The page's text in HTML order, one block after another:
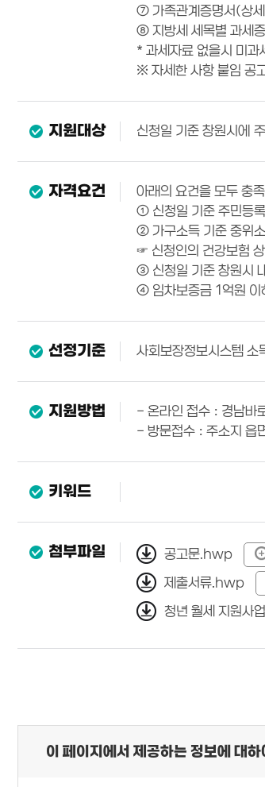
⑦ 가족관계증명서(상
⑧ 지방세 세목별 과세
* 과세자료 없을시 미과
※ 자세한 사항 붙임 공
지원대상 신청일 기준 창원시에
자격요건
아래의 요건을 모두 충
① 신청일 기준 주민등
② 가구소득 기준 중위
☞ 신청인의 건강보험
③ 신청일 기준 창원시
④ 임차보증금 1억원 이
선정기준 사회보장정보시스템 소
지원방법
- 온라인 접수 : 경남바
- 방문접수 : 주소지 읍
키워드
첨부파일 공고문.hwp
제출서류.hwp
청년 월세 지원사
이 페이지에서 제공하는 정보에 대